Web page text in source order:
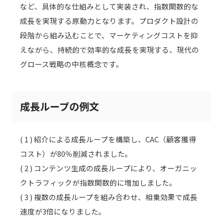
など、具体的な仕組みとして実装され、指数関数的な
成長を実現する原動力となります。プロダクト設計の
段階から組み込むことで、マーケティングコストを抑
えながら、持続的で効率的な成長を実現する、現代の
グロース戦略の中核概念です。
成長ループの例文
( 1 ) 紹介による成長ループを構築し、CAC（顧客獲得
コスト）が80％削減されました。
( 2 ) コンテンツ生成の成長ループにより、オーガニッ
クトラフィックが指数関数的に増加しました。
( 3 ) 複数の成長ループを組み合わせ、相乗効果で成長
速度が3倍になりました。